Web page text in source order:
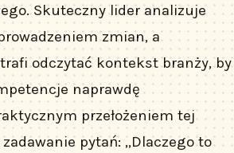
Skuteczny lider analizuje
zmian, a
odczytać kontekst branży, by
naprawdę
przełożeniem tej
pytań: „Dlaczego to